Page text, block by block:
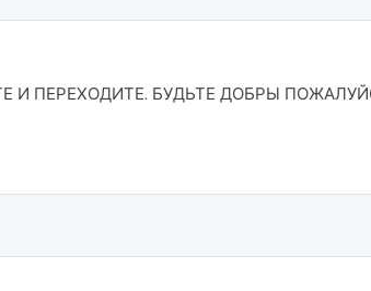
И ПЕРЕХОДИТЕ. БУДЬТЕ ДОБРЫ